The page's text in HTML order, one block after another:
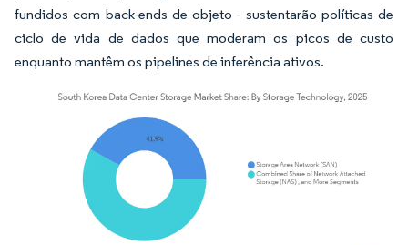
fundidos com back-ends de objeto - sustentarão políticas de
ciclo de vida de dados que moderam os picos de custo
enquanto mantêm os pipelines de inferência ativos.